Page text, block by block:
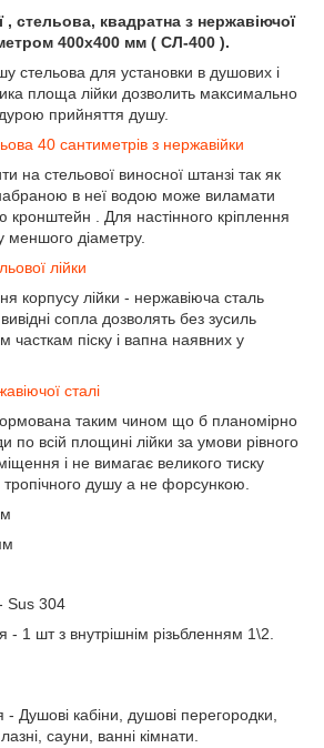
стельова, квадратна з нержавіючої
400х400 мм ( СЛ-400 ).
стельова для установки в душових і
площа лійки дозволить максимально
прийняття душу.
на стельової виносної штанзі так як
набраною в неї водою може виламати
кронштейн . Для настінного кріплення
меншого діаметру.
корпусу лійки - нержавіюча сталь
вивідні сопла дозволять без зусиль
часткам піску і вапна наявних у
таким чином що б планомірно
по всій площині лійки за умови рівного
і не вимагає великого тиску
тропічного душу а не форсункою.
Sus 304
- 1 шт з внутрішнім різьбленням 1\2.
Душові кабіни, душові перегородки,
сауни, ванні кімнати.